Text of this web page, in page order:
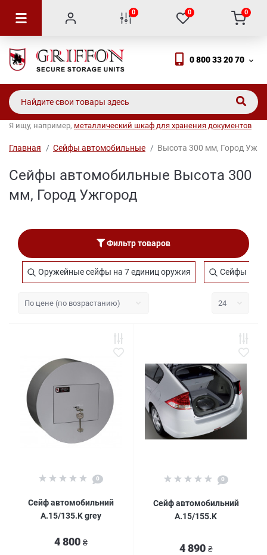
0 0 0
0 800 33 20 70
Я ищу, например, металлический шкаф для хранения документов
Главная Сейфы автомобильные Высота 300 мм, Город
Сейфы автомобильные Высота 300
мм, Город Ужгород
Фильтр товаров
Оружейные сейфы на 7 единиц оружия Сейфы
0
Сейф автомобильний
A.15/135.K grey
4 800 ₴
0
Сейф автомобильний
A.15/155.K
4 890 ₴